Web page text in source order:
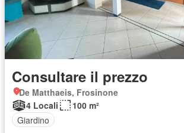
Consultare il prezzo
De Matthaeis, Frosinone
4 Locali
100 m²
Giardino